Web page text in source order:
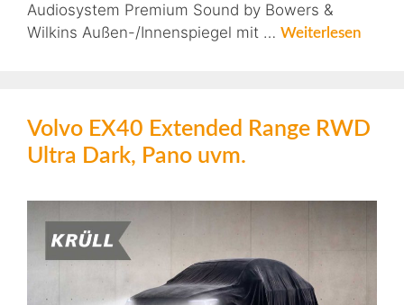
Audiosystem Premium Sound by Bowers &
Wilkins Außen-/Innenspiegel mit … Weiterlesen
Volvo EX40 Extended Range RWD
Ultra Dark, Pano uvm.